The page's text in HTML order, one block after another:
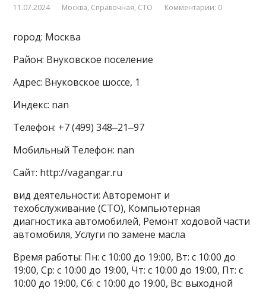
11.07.2024 Москва, Справочная, СТО Комментарии: 0
город: Москва
Район: Внуковское поселение
Адрес: Внуковское шоссе, 1
Индекс: nan
Телефон: +7 (499) 348‒21‒97
Мобильный Телефон: nan
Сайт: http://vagangar.ru
вид деятельности: Авторемонт и
техобслуживание (СТО), Компьютерная
диагностика автомобилей, Ремонт ходовой части
автомобиля, Услуги по замене масла
Время работы: Пн: с 10:00 до 19:00, Вт: с 10:00 до
19:00, Ср: с 10:00 до 19:00, Чт: с 10:00 до 19:00, Пт: с
10:00 до 19:00, Сб: с 10:00 до 19:00, Вс: выходной